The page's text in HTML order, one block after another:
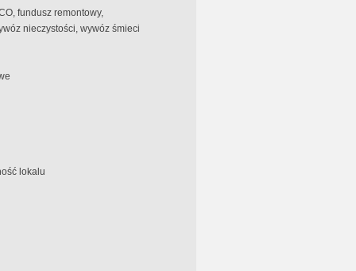
fundusz remontowy,
nieczystości, wywóz śmieci
lokalu